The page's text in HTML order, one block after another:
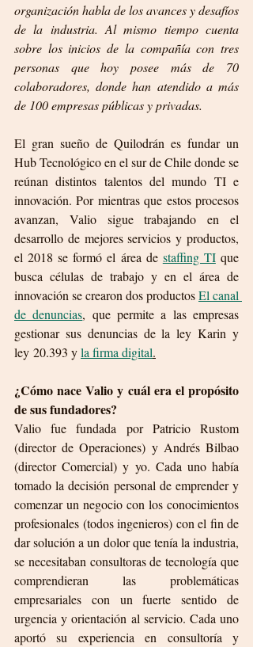
organización habla de los avances y desafíos
de la industria. Al mismo tiempo cuenta
sobre los inicios de la compañía con tres
personas que hoy posee más de 70
colaboradores, donde han atendido a más
de 100 empresas públicas y privadas.
El gran sueño de Quilodrán es fundar un
Hub Tecnológico en el sur de Chile donde se
reúnan distintos talentos del mundo TI e
innovación. Por mientras que estos procesos
avanzan, Valio sigue trabajando en el
desarrollo de mejores servicios y productos,
el 2018 se formó el área de staffing TI que
busca células de trabajo y en el área de
innovación se crearon dos productos El canal
de denuncias, que permite a las empresas
gestionar sus denuncias de la ley Karin y
ley 20.393 y la firma digital.
¿Cómo nace Valio y cuál era el propósito
de sus fundadores?
Valio fue fundada por Patricio Rustom
(director de Operaciones) y Andrés Bilbao
(director Comercial) y yo. Cada uno había
tomado la decisión personal de emprender y
comenzar un negocio con los conocimientos
profesionales (todos ingenieros) con el fin de
dar solución a un dolor que tenía la industria,
se necesitaban consultoras de tecnología que
comprendieran las problemáticas
empresariales con un fuerte sentido de
urgencia y orientación al servicio. Cada uno
aportó su experiencia en consultoría y